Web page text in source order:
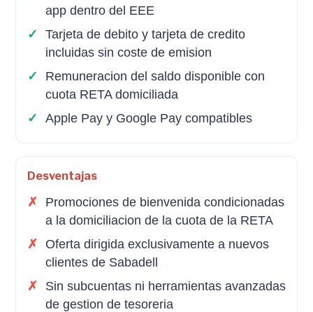
app dentro del EEE
Tarjeta de debito y tarjeta de credito
incluidas sin coste de emision
Remuneracion del saldo disponible con
cuota RETA domiciliada
Apple Pay y Google Pay compatibles
Desventajas
Promociones de bienvenida condicionadas
a la domiciliacion de la cuota de la RETA
Oferta dirigida exclusivamente a nuevos
clientes de Sabadell
Sin subcuentas ni herramientas avanzadas
de gestion de tesoreria